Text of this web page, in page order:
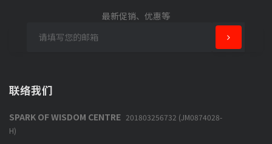
最新促销、优惠等
联络我们
SPARK OF WISDOM CENTRE 201803256732 (JM0874028-
H)